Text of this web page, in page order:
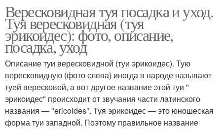
Вересковидная туя посадка и уход.
Туя вересковидная (туя
эрикоидес): фото, описание,
посадка, уход
Описание туи вересковидной (туи эрикоидес). Тую
вересковидную (фото слева) иногда в народе называют
туей вересковой, а вот другое название этой туи "
эрикоидес" происходит от звучания части латинского
названия — "ericoides". Туя эрикоидес — это юношеская
форма туи западной. Поэтому правильное название